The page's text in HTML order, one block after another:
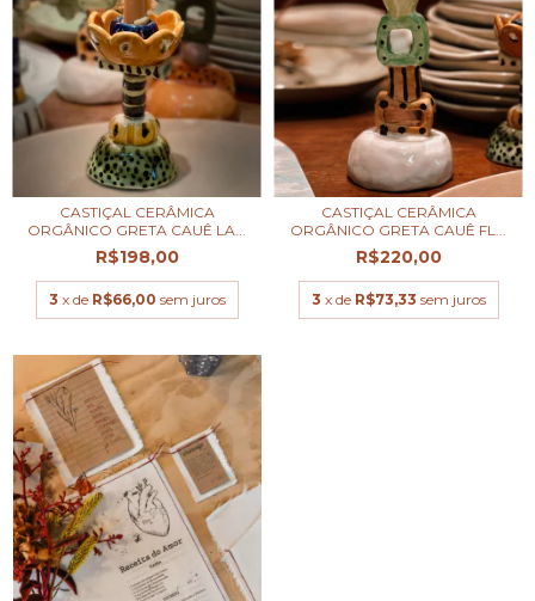
CASTIÇAL CERÂMICA
ORGÂNICO GRETA CAUÊ LA...
R$198,00
3 x de R$66,00 sem juros
CASTIÇAL CERÂMICA
ORGÂNICO GRETA CAUÊ FL...
R$220,00
3 x de R$73,33 sem juros